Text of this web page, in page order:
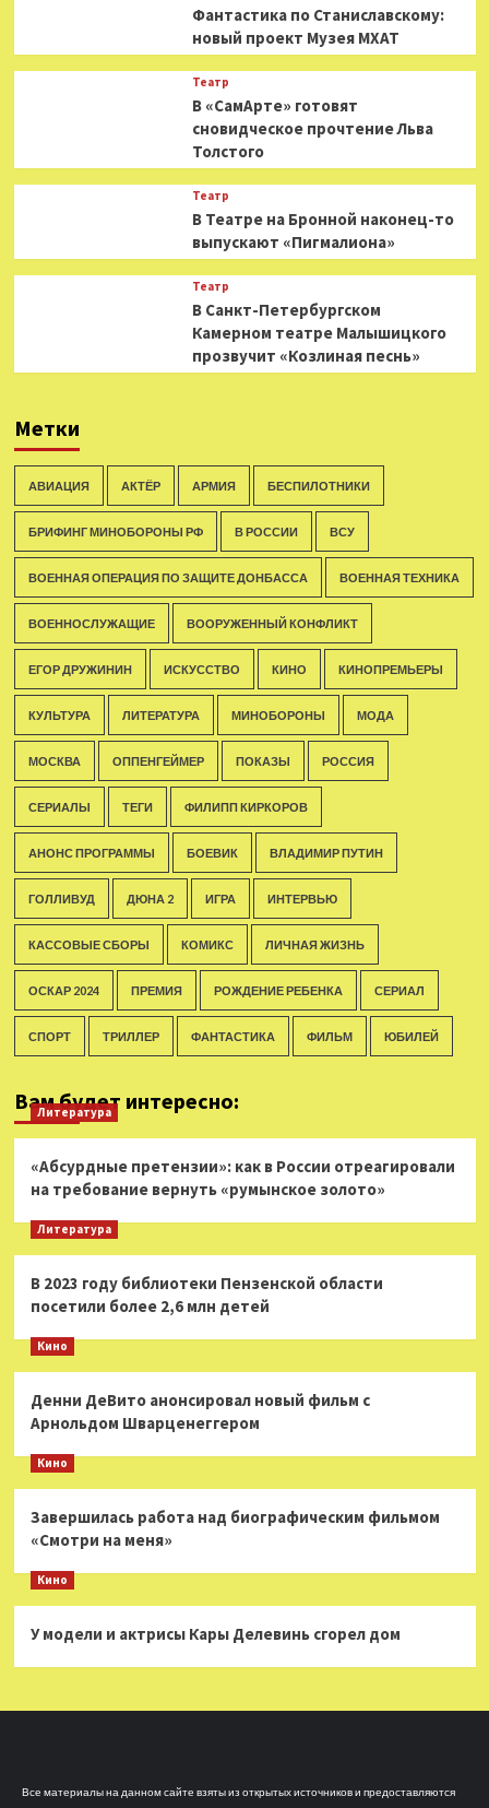
Фантастика по Станиславскому:
новый проект Музея МХАТ
Театр
В «СамАрте» готовят
сновидческое прочтение Льва
Толстого
Театр
В Театре на Бронной наконец-то
выпускают «Пигмалиона»
Театр
В Санкт-Петербургском
Камерном театре Малышицкого
прозвучит «Козлиная песнь»
Метки
АВИАЦИЯ АКТЁР АРМИЯ БЕСПИЛОТНИКИ
БРИФИНГ МИНОБОРОНЫ РФ В РОССИИ ВСУ
ВОЕННАЯ ОПЕРАЦИЯ ПО ЗАЩИТЕ ДОНБАССА ВОЕННАЯ ТЕХНИКА
ВОЕННОСЛУЖАЩИЕ ВООРУЖЕННЫЙ КОНФЛИКТ
ЕГОР ДРУЖИНИН ИСКУССТВО КИНО КИНОПРЕМЬЕРЫ
КУЛЬТУРА ЛИТЕРАТУРА МИНОБОРОНЫ МОДА
МОСКВА ОППЕНГЕЙМЕР ПОКАЗЫ РОССИЯ
СЕРИАЛЫ ТЕГИ ФИЛИПП КИРКОРОВ
АНОНС ПРОГРАММЫ БОЕВИК ВЛАДИМИР ПУТИН
ГОЛЛИВУД ДЮНА 2 ИГРА ИНТЕРВЬЮ
КАССОВЫЕ СБОРЫ КОМИКС ЛИЧНАЯ ЖИЗНЬ
ОСКАР 2024 ПРЕМИЯ РОЖДЕНИЕ РЕБЕНКА СЕРИАЛ
СПОРТ ТРИЛЛЕР ФАНТАСТИКА ФИЛЬМ ЮБИЛЕЙ
Вам будет интересно:
Литература
«Абсурдные претензии»: как в России отреагировали
на требование вернуть «румынское золото»
Литература
В 2023 году библиотеки Пензенской области
посетили более 2,6 млн детей
Кино
Денни ДеВито анонсировал новый фильм с
Арнольдом Шварценеггером
Кино
Завершилась работа над биографическим фильмом
«Смотри на меня»
Кино
У модели и актрисы Кары Делевинь сгорел дом
Все материалы на данном сайте взяты из открытых источников и предоставляются